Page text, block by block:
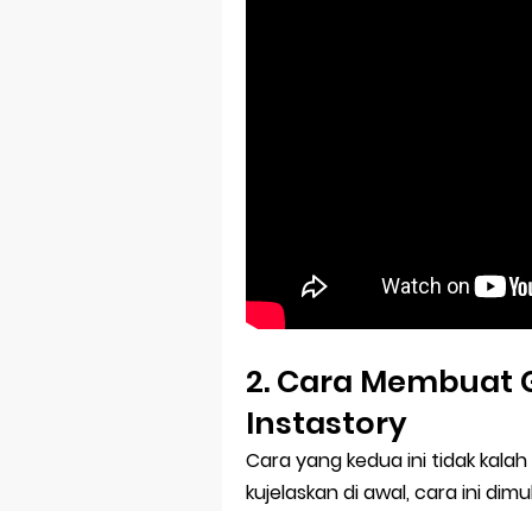
2. Cara Membuat
Instastory
Cara yang kedua ini tidak
kujelaskan di awal, cara ini